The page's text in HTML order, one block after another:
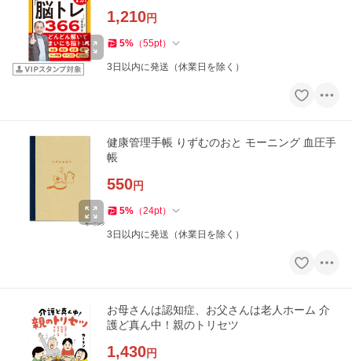
1,210円
5% （55pt）
3日以内に発送（休業日を除く）
健康管理手帳 りずむのおと モーニング 血圧手
帳
550円
5% （24pt）
3日以内に発送（休業日を除く）
お母さんは認知症、お父さんは老人ホーム 介
護ど真ん中！親のトリセツ
1,430円